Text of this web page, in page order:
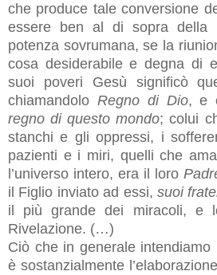
che produce tale conversione
essere ben al di sopra della
potenza sovrumana, se la
cosa desiderabile e degna di
suoi poveri Gesù significò
chiamandolo Regno di Dio, e
regno di questo mondo; colui
stanchi e gli oppressi, i
pazienti e i miri, quelli che
l’universo intero, era il loro
il Figlio inviato ad essi, suoi
il più grande dei miracoli, e
Rivelazione. (…)
Ciò che in generale
è sostanzialmente